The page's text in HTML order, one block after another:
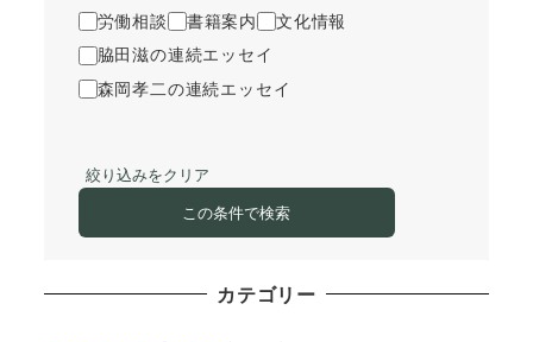
労働相談
書籍案内
文化情報
脇田滋の連続エッセイ
森岡孝二の連続エッセイ
絞り込みをクリア
この条件で検索
カテゴリー